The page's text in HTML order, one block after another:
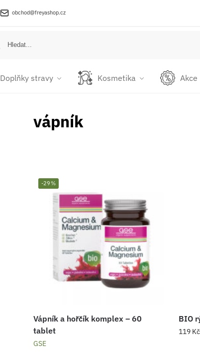
obchod@freyashop.cz
Doplňky stravy Kosmetika Akce
vápník
-29%
Vápník a hořčík komplex – 60
tablet
GSE
BIO
119 Kč